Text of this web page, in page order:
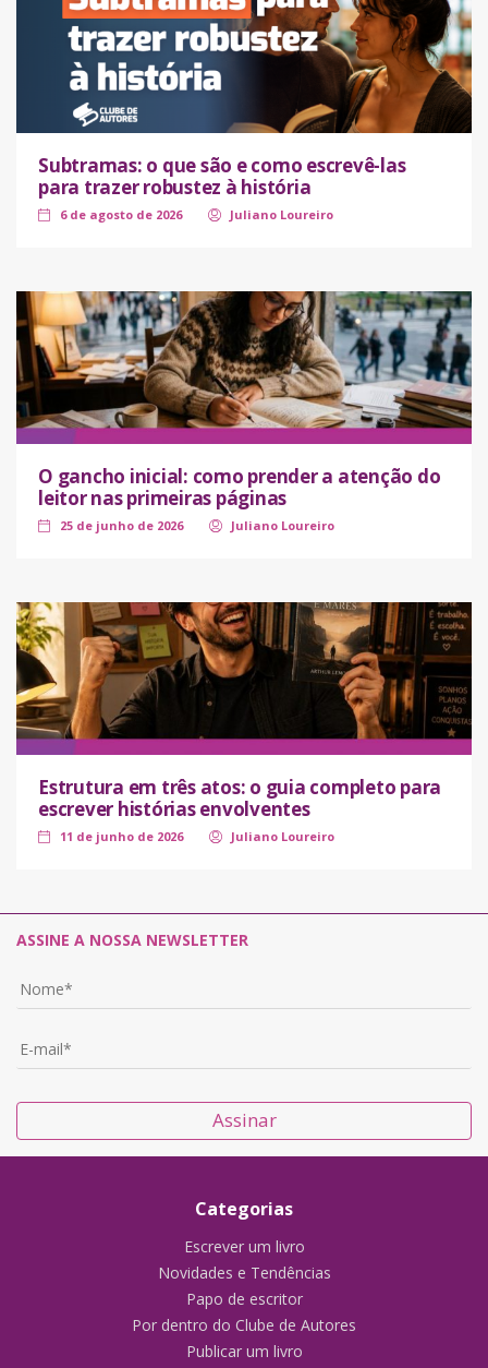
Subtramas: o que são e como escrevê-las
para trazer robustez à história
6 de agosto de 2026 Juliano Loureiro
O gancho inicial: como prender a atenção do
leitor nas primeiras páginas
25 de junho de 2026 Juliano Loureiro
Estrutura em três atos: o guia completo para
escrever histórias envolventes
11 de junho de 2026 Juliano Loureiro
ASSINE A NOSSA NEWSLETTER
Assinar
Categorias
Escrever um livro
Novidades e Tendências
Papo de escritor
Por dentro do Clube de Autores
Publicar um livro